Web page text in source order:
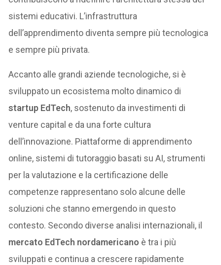
sistemi educativi. L’infrastruttura
dell’apprendimento diventa sempre più tecnologica
e sempre più privata.
Accanto alle grandi aziende tecnologiche, si è
sviluppato un ecosistema molto dinamico di
startup EdTech, sostenuto da investimenti di
venture capital e da una forte cultura
dell’innovazione. Piattaforme di apprendimento
online, sistemi di tutoraggio basati su AI, strumenti
per la valutazione e la certificazione delle
competenze rappresentano solo alcune delle
soluzioni che stanno emergendo in questo
contesto. Secondo diverse analisi internazionali, il
mercato EdTech nordamericano è tra i più
sviluppati e continua a crescere rapidamente